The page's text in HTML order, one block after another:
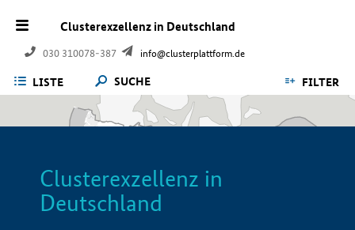
Clusterexzellenz in Deutschland
030 310078-387 info@clusterplattform.de
LISTE SUCHE FILTER
Clusterexzellenz in
Deutschland